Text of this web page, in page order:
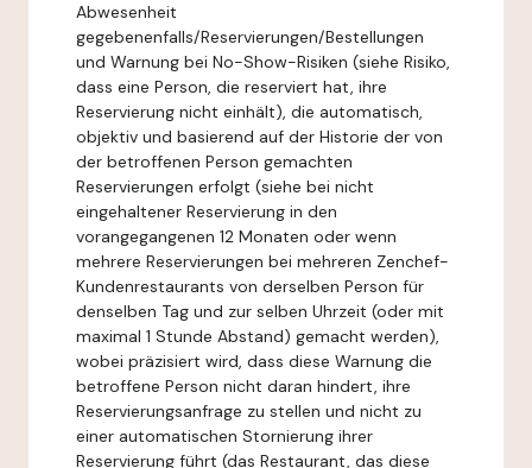
Abwesenheit
gegebenenfalls/Reservierungen/Bestellungen
und Warnung bei No-Show-Risiken (siehe Risiko,
dass eine Person, die reserviert hat, ihre
Reservierung nicht einhält), die automatisch,
objektiv und basierend auf der Historie der von
der betroffenen Person gemachten
Reservierungen erfolgt (siehe bei nicht
eingehaltener Reservierung in den
vorangegangenen 12 Monaten oder wenn
mehrere Reservierungen bei mehreren Zenchef-
Kundenrestaurants von derselben Person für
denselben Tag und zur selben Uhrzeit (oder mit
maximal 1 Stunde Abstand) gemacht werden),
wobei präzisiert wird, dass diese Warnung die
betroffene Person nicht daran hindert, ihre
Reservierungsanfrage zu stellen und nicht zu
einer automatischen Stornierung ihrer
Reservierung führt (das Restaurant, das diese